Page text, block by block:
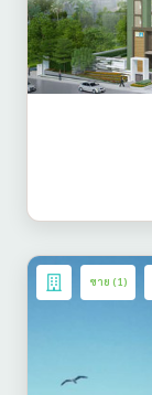
ขาย (1)